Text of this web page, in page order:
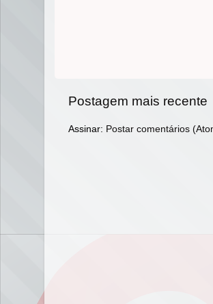
Postagem mais recente
Assinar: Postar comentários